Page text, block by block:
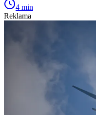
4 min
Reklama